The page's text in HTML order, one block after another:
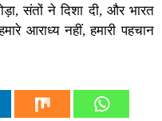
संतों ने दिशा दी, और भारत
आराध्य नहीं, हमारी पहचान